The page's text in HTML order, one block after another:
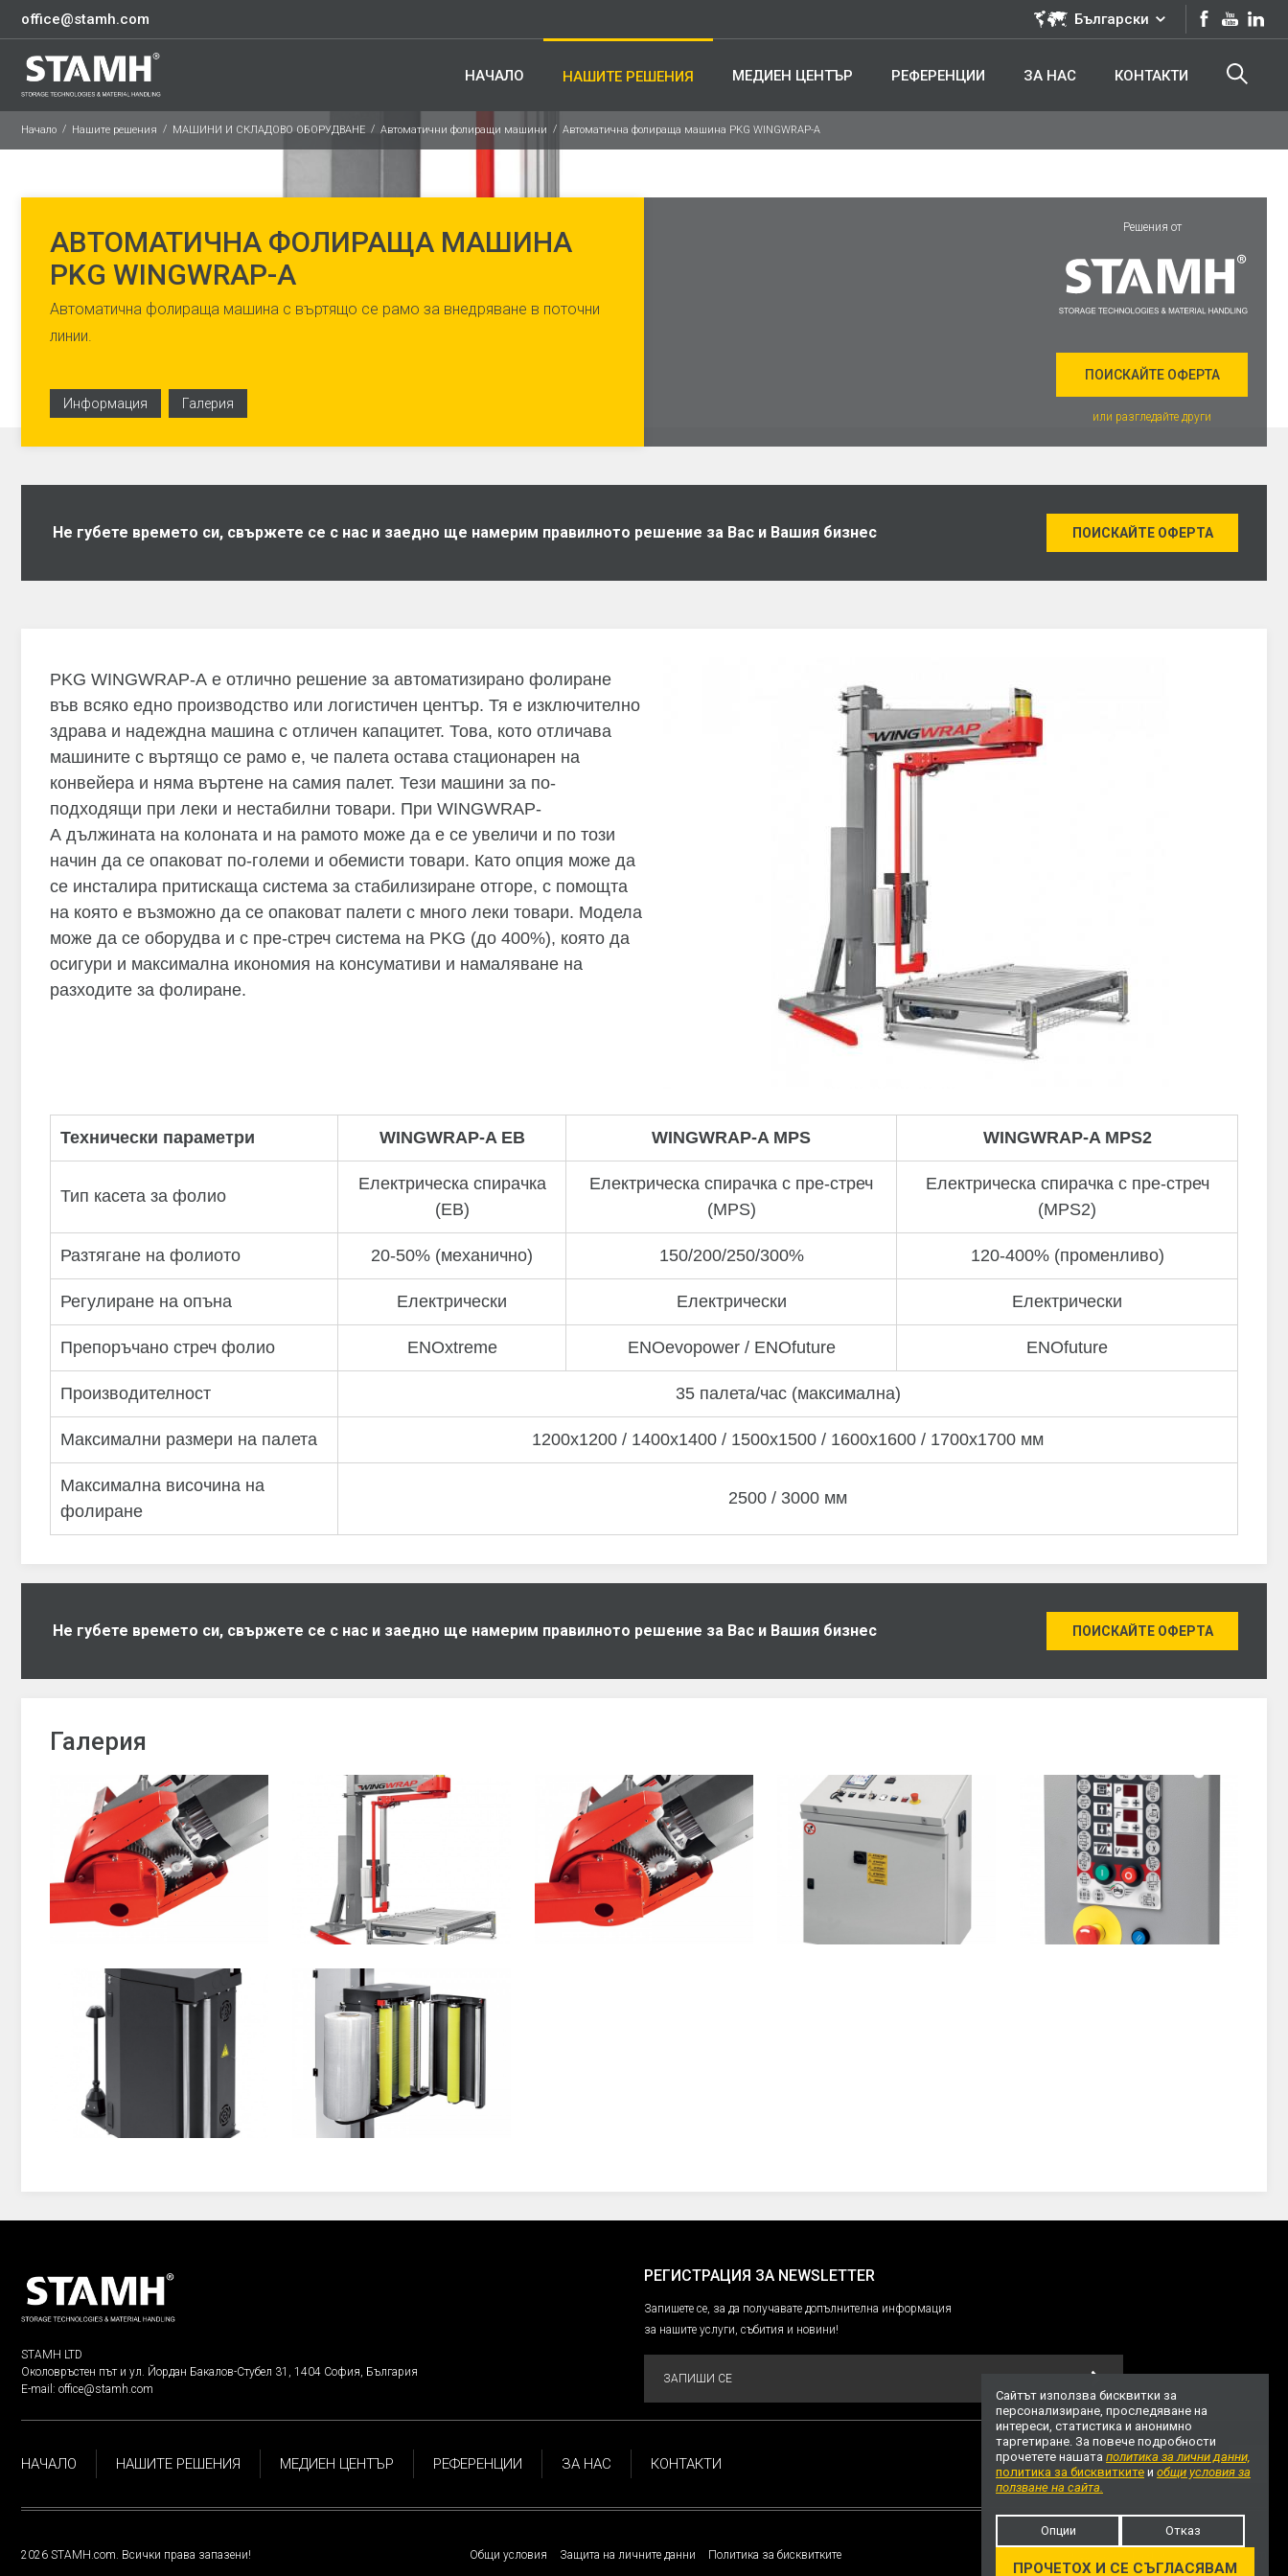
office@stamh.com Български
НАЧАЛО НАШИТЕ РЕШЕНИЯ МЕДИЕН ЦЕНТЪР РЕФЕРЕНЦИИ ЗА НАС КОНТАКТИ
Начало Нашите решения МАШИНИ И СКЛАДОВО ОБОРУДВАНЕ Автоматични фолиращи машини Автоматична фолираща машина PKG WINGWRAP-A
АВТОМАТИЧНА ФОЛИРАЩА МАШИНА
PKG WINGWRAP-A
Автоматична фолираща машина с въртящо се рамо за внедряване в поточни
линии.
Информация Галерия
Решения от
ПОИСКАЙТЕ ОФЕРТА
или разгледайте други
Не губете времето си, свържете се с нас и заедно ще намерим правилното решение за Вас и Вашия бизнес ПОИСКАЙТЕ ОФЕРТА
PKG WINGWRAP-А е отлично решение за автоматизирано фолиране
във всяко едно производство или логистичен център. Тя е изключително
здрава и надеждна машина с отличен капацитет. Това, кото отличава
машините с въртящо се рамо е, че палета остава стационарен на
конвейера и няма въртене на самия палет. Тези машини за по-
подходящи при леки и нестабилни товари. При WINGWRAP-
А дължината на колоната и на рамото може да е се увеличи и по този
начин да се опаковат по-големи и обемисти товари. Като опция може да
се инсталира притискаща система за стабилизиране отгоре, с помощта
на която е възможно да се опаковат палети с много леки товари. Модела
може да се оборудва и с пре-стреч система на PKG (до 400%), която да
осигури и максимална икономия на консумативи и намаляване на
разходите за фолиране.
Технически параметри WINGWRAP-A EB WINGWRAP-A MPS WINGWRAP-A MPS2
Тип касета за фолио
Електрическа спирачка
(ЕB)
Електрическа спирачка с пре-стреч
(MPS)
Електрическа спирачка с пре-стреч
(MPS2)
Разтягане на фолиото 20-50% (механично) 150/200/250/300% 120-400% (променливо)
Регулиране на опъна Електрически Електрически Електрически
Препоръчано стреч фолио ENOxtreme ENOevopower / ENOfuture ENOfuture
Производителност 35 палета/час (максимална)
Максимални размери на палета 1200х1200 / 1400x1400 / 1500x1500 / 1600x1600 / 1700x1700 мм
Максимална височина на
фолиране
2500 / 3000 мм
Не губете времето си, свържете се с нас и заедно ще намерим правилното решение за Вас и Вашия бизнес ПОИСКАЙТЕ ОФЕРТА
Галерия
STAMH LTD
Околовръстен път и ул. Йордан Бакалов-Стубел 31, 1404 София, България
E-mail: office@stamh.com
РЕГИСТРАЦИЯ ЗА NEWSLETTER
Запишете се, за да получавате допълнителнa информация
за нашите услуги, събития и новини!
ЗАПИШИ СЕ
НАЧАЛО НАШИТЕ РЕШЕНИЯ МЕДИЕН ЦЕНТЪР РЕФЕРЕНЦИИ ЗА НАС КОНТАКТИ
НАГОРЕ
2026 STAMH.com. Всички права запазени! Общи условия Защита на личните данни Политика за бисквитките
Сайтът използва бисквитки за
персонализиране, проследяване на
интереси, статистика и анонимно
таргетиране. За повече подробности
прочетете нашата политика за лични данни,
политика за бисквитките и общи условия за
ползване на сайта.
Опции Отказ
ПРОЧЕТОХ И СЕ СЪГЛАСЯВАМ